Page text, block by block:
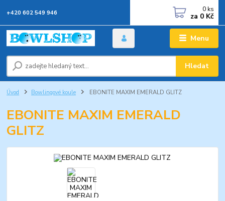
Menu
Hledat
+420 602 549 946 0 ks
za 0 Kč
Úvod Bowlingové koule EBONITE MAXIM EMERALD GLITZ
EBONITE MAXIM EMERALD
GLITZ